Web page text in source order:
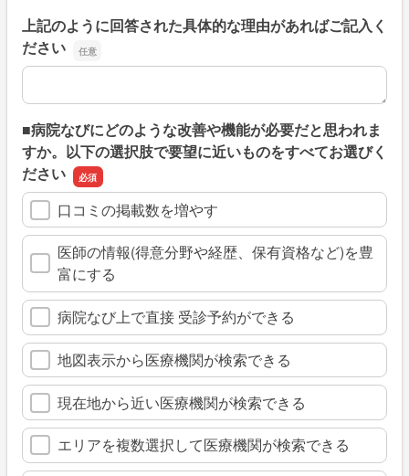
上記のように回答された具体的な理由があればご記入く
ださい
上記のように回答された具体的な理由があればご記入くだ
■病院なびにどのような改善や機能が必要だと思われま
すか。以下の選択肢で要望に近いものをすべてお選びく
ださい
口コミの掲載数を増やす
医師の情報(得意分野や経歴、保有資格など)を豊
富にする
病院なび上で直接 受診予約ができる
地図表示から医療機関が検索できる
現在地から近い医療機関が検索できる
エリアを複数選択して医療機関が検索できる